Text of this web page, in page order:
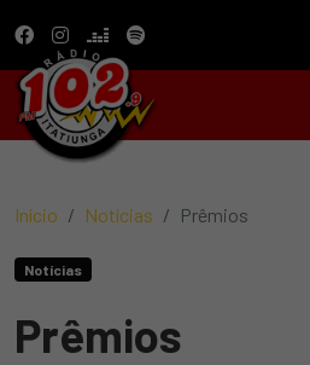
Início Notícias Prêmios
Notícias
Prêmios